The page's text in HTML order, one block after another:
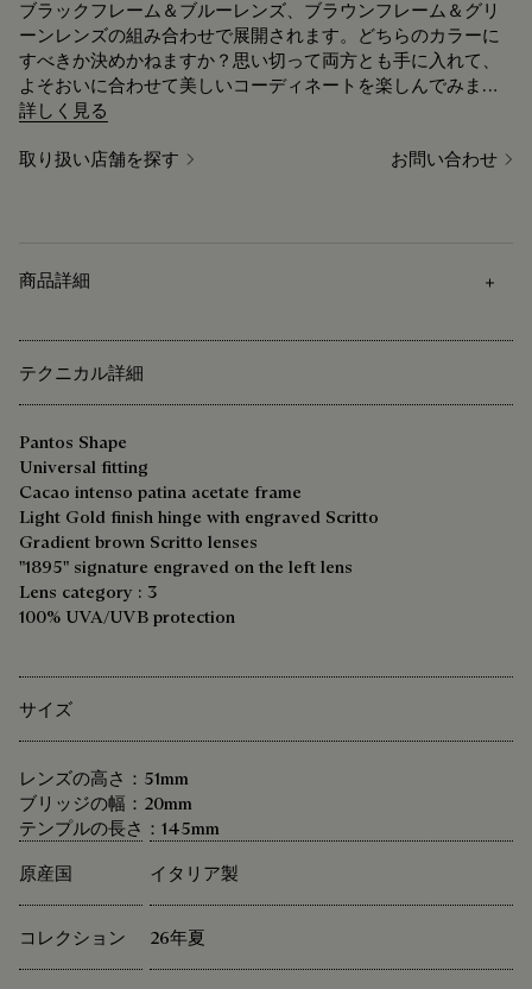
ブラックフレーム＆ブルーレンズ、ブラウンフレーム＆グリ
ーンレンズの組み合わせで展開されます。どちらのカラーに
すべきか決めかねますか？思い切って両方とも手に入れて、
よそおいに合わせて美しいコーディネートを楽しんでみませ
んか。メゾンのシグネチャーが凝縮されたタイムレスなデザ
リーとして活躍します。
詳しく見る
取り扱い店舗を探す お問い合わせ
商品詳細
テクニカル詳細
Pantos Shape
Universal fitting
Cacao intenso patina acetate frame
Light Gold finish hinge with engraved Scritto
Gradient brown Scritto lenses
"1895" signature engraved on the left lens
Lens category : 3
100% UVA/UVB protection
サイズ
レンズの高さ：51mm
ブリッジの幅：20mm
テンプルの長さ：145mm
原産国
イタリア製
コレクション 26年夏